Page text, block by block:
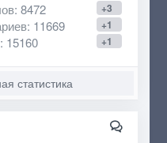
+3
: 8472
+1
: 11669
+1
: 15160
статистика